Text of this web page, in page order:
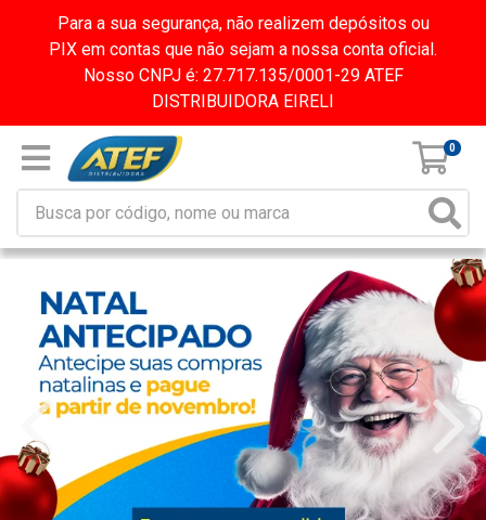
Para a sua segurança, não realizem depósitos ou
PIX em contas que não sejam a nossa conta oficial.
Nosso CNPJ é: 27.717.135/0001-29 ATEF
DISTRIBUIDORA EIRELI
0